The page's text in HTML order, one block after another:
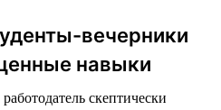
вечерники
навыки
скептически